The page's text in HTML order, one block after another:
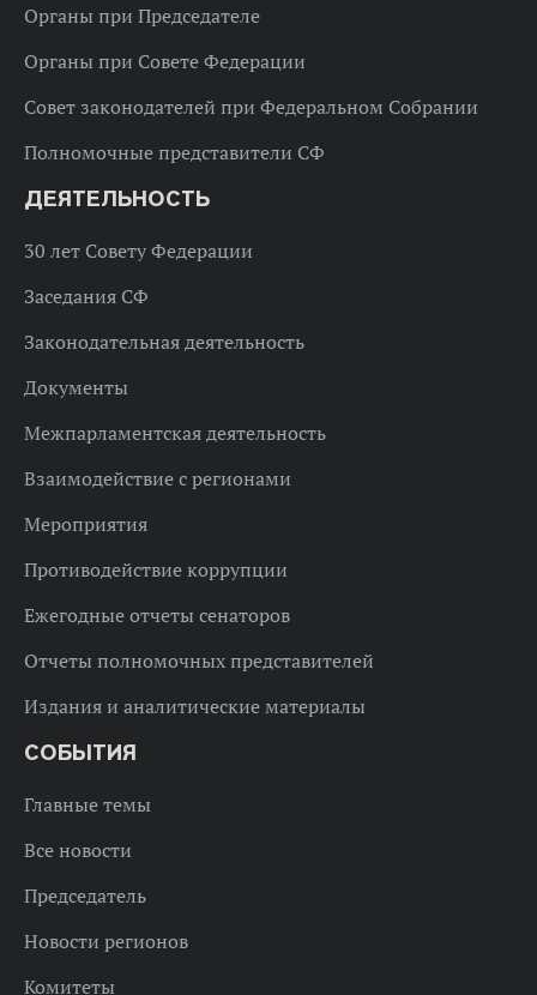
Органы при Председателе
Органы при Совете Федерации
Совет законодателей при Федеральном Собрании
Полномочные представители СФ
ДЕЯТЕЛЬНОСТЬ
30 лет Совету Федерации
Заседания СФ
Законодательная деятельность
Документы
Межпарламентская деятельность
Взаимодействие с регионами
Мероприятия
Противодействие коррупции
Ежегодные отчеты сенаторов
Отчеты полномочных представителей
Издания и аналитические материалы
СОБЫТИЯ
Главные темы
Все новости
Председатель
Новости регионов
Комитеты